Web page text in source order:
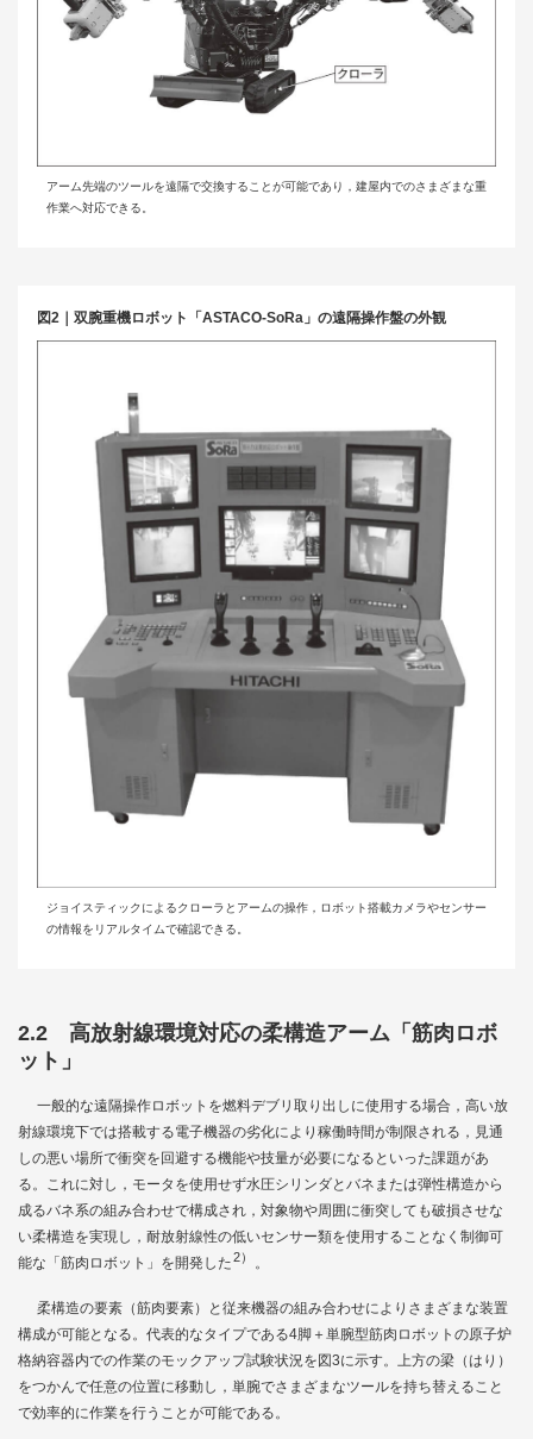
アーム先端のツールを遠隔で交換することが可能であり，建屋内でのさまざまな重
作業へ対応できる。
図2｜双腕重機ロボット「ASTACO-SoRa」の遠隔操作盤の外観
ジョイスティックによるクローラとアームの操作，ロボット搭載カメラやセンサー
の情報をリアルタイムで確認できる。
2.2 高放射線環境対応の柔構造アーム「筋肉ロボ
ット」
一般的な遠隔操作ロボットを燃料デブリ取り出しに使用する場合，高い放
射線環境下では搭載する電子機器の劣化により稼働時間が制限される，見通
しの悪い場所で衝突を回避する機能や技量が必要になるといった課題があ
る。これに対し，モータを使用せず水圧シリンダとバネまたは弾性構造から
成るバネ系の組み合わせで構成され，対象物や周囲に衝突しても破損させな
い柔構造を実現し，耐放射線性の低いセンサー類を使用することなく制御可
能な「筋肉ロボット」を開発した2） 。
柔構造の要素（筋肉要素）と従来機器の組み合わせによりさまざまな装置
構成が可能となる。代表的なタイプである4脚＋単腕型筋肉ロボットの原子炉
格納容器内での作業のモックアップ試験状況を 図3に示す。上方の梁（はり）
をつかんで任意の位置に移動し，単腕でさまざまなツールを持ち替えること
で効率的に作業を行うことが可能である。